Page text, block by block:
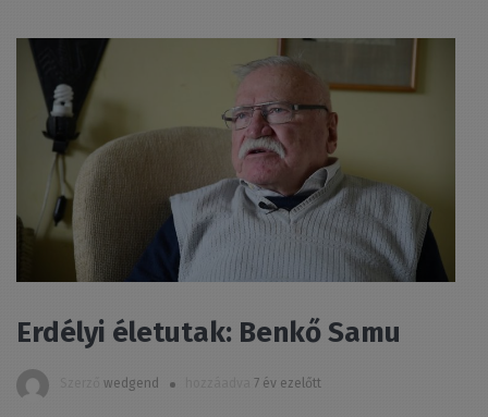
Erdélyi életutak: Benkő Samu
wedgend 7 év ezelőtt